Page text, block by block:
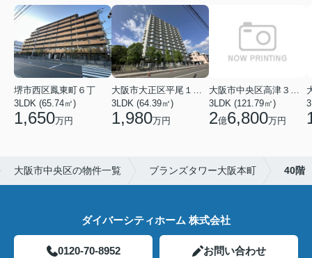
堺市西区鳳東町６丁
3LDK (65.74㎡)
1,650万円
大阪市大正区平尾１丁目
3LDK (64.39㎡)
1,980万円
大阪市中央区高津３丁目
3LDK (121.79㎡)
2億6,800万円
大阪市中央区の物件一覧 ブランズタワー大阪本町 40階
ダイバーシティホーム 株式会社
0120-70-8952 お問い合わせ